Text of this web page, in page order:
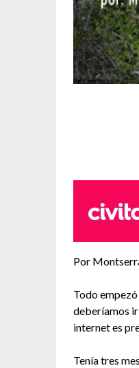
Por
Todo
deberíamos
internet es
Tenía tres